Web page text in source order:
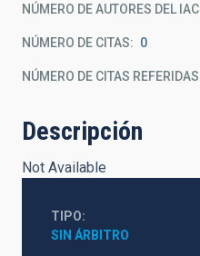
NÚMERO DE AUTORES DEL IAC
NÚMERO DE CITAS 0
NÚMERO DE CITAS REFERIDAS
Descripción
Not Available
TIPO
SIN ÁRBITRO